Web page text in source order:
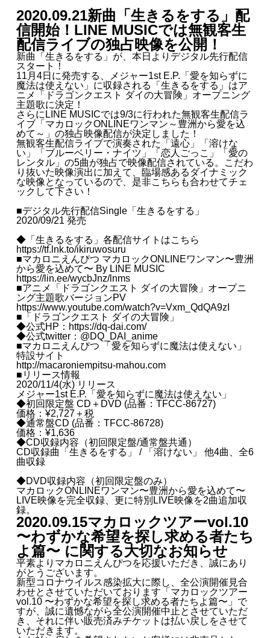
2020.09.21新曲「生きるをする」配
信開始！LINE MUSICでは無観客生
配信ライブの独占映像を公開！
新曲「生きるをする」が、本日よりデジタル先行配信
スタート！
11月4日に発売する、メジャー1st E.P.「愛を知らずに
魔法は使えない」に収録される「生きるをする」はア
ニメ「ドラゴンクエスト ダイの大冒険」オープニング
主題歌に決定！
さらにLINE MUSICでは9/3に行われた無観客生配信ラ
イブ「マカロックONLINEワンマン～豊洲から愛を込
めて～」の独占映像配信が決定しました！
無観客生配信ライブで演奏された「遠心」「溶けな
い」「ブルーベリー・ナイツ」「恋人ごっこ」「愛の
レンタル」の5曲が独占で映像配信されている。こだわ
り抜いた映像演出に加えて、臨場感あるダイナミック
な映像となっているので、是非こちらも合わせてチェ
ックして下さい！
■デジタル先行配信Single「生きるをする」
2020/09/21 発売
◆「生きるをする」各配信サイトはこちら
https://tf.lnk.to/ikiruwosuru
■マカロニえんぴつ マカロックONLINEワンマン〜豊洲
から愛を込めて〜 By LINE MUSIC
https://lin.ee/wycbJnz/lnms
■アニメ「ドラゴンクエスト ダイの大冒険」オープニ
ング主題歌バージョンPV
https://www.youtube.com/watch?v=Vxm_QdQA9zI
■「ドラゴンクエスト ダイの大冒険」
◆公式HP： https://dq-dai.com/
◆公式twitter：@DQ_DAI_anime
■マカロニえんぴつ 「愛を知らずに魔法は使えない」
特設サイト
http://macaroniempitsu-mahou.com
■リリース情報
2020/11/4(水) リリース
メジャー1st E.P.「愛を知らずに魔法は使えない」
◆初回限定盤 CD＋DVD (品番：TFCC-86727)
価格：¥2,727＋税
◆通常盤CD (品番：TFCC-86728)
価格：¥1,636
◆CD収録内容（初回限定盤/通常盤共通）
CD収録曲「生きるをする」 / 「溶けない」 他4曲、全6
曲収録
◆DVD収録内容（初回限定盤のみ）
マカロックONLINEワンマン〜豊洲から愛を込めて〜
LIVE映像を完全収録、更に特別LIVE映像を2曲追加収
録。
2020.09.15マカロックツアーvol.10
〜わずかな希望を探し求める者たち
よ篇〜 に関する大切なお知らせ
平素よりマカロニえんぴつを応援いただき、誠にあり
がとうございます。
新型コロナウイルス感染拡大に際し、全公演開催見合
わせとさせていただいております「マカロックツアー
vol.10 〜わずかな希望を探し求める者たちよ篇〜」で
すが、誠に遺憾ながら全公演開催中止とさせていただ
き、それに伴い販売済みチケットは払い戻しをさせて
いただきます。